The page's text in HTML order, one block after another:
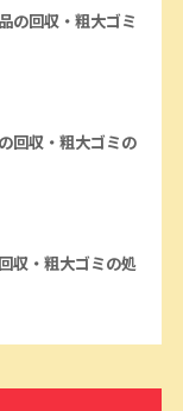
の回収・粗大ゴミ
回収・粗大ゴミの
収・粗大ゴミの処